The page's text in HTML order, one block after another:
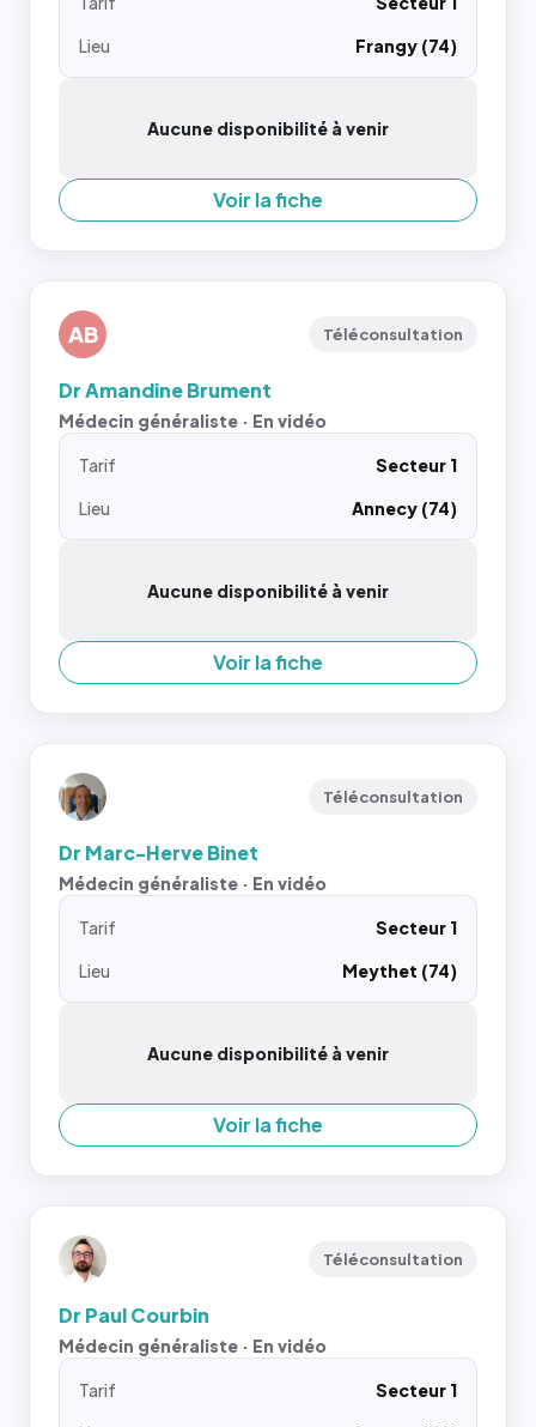
Lieu
Frangy (74)
Aucune disponibilité à venir
Voir la fiche
AB Téléconsultation
Dr Amandine Brument
Médecin généraliste · En vidéo
Tarif
Secteur 1
Lieu
Annecy (74)
Aucune disponibilité à venir
Voir la fiche
Téléconsultation
Dr Marc-Herve Binet
Médecin généraliste · En vidéo
Tarif
Secteur 1
Lieu
Meythet (74)
Aucune disponibilité à venir
Voir la fiche
Téléconsultation
Dr Paul Courbin
Médecin généraliste · En vidéo
Tarif
Secteur 1